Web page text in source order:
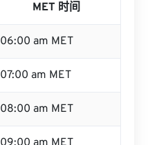
MET 时间
06:00 am MET
07:00 am MET
08:00 am MET